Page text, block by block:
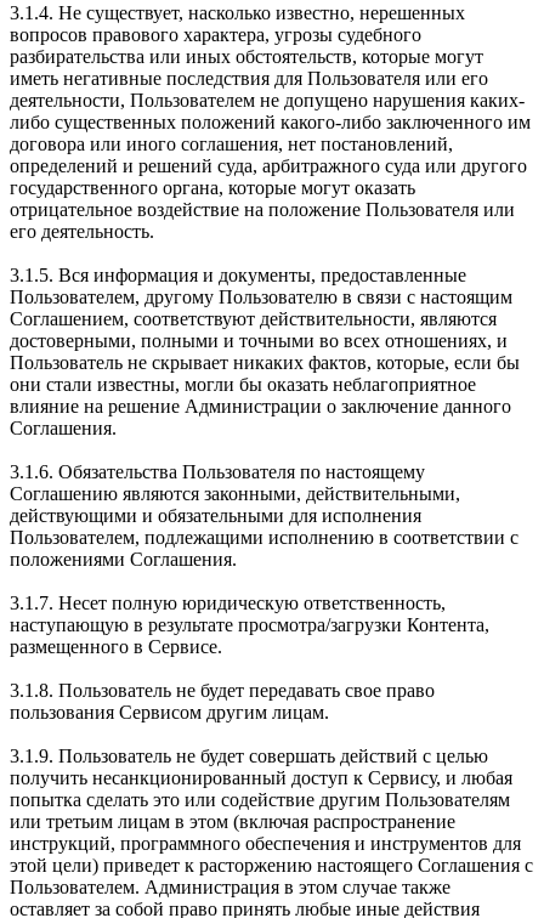
3.1.4. Не существует, насколько известно, нерешенных
вопросов правового характера, угрозы судебного
разбирательства или иных обстоятельств, которые могут
иметь негативные последствия для Пользователя или его
деятельности, Пользователем не допущено нарушения каких-
либо существенных положений какого-либо заключенного им
договора или иного соглашения, нет постановлений,
определений и решений суда, арбитражного суда или другого
государственного органа, которые могут оказать
отрицательное воздействие на положение Пользователя или
его деятельность.
3.1.5. Вся информация и документы, предоставленные
Пользователем, другому Пользователю в связи с настоящим
Соглашением, соответствуют действительности, являются
достоверными, полными и точными во всех отношениях, и
Пользователь не скрывает никаких фактов, которые, если бы
они стали известны, могли бы оказать неблагоприятное
влияние на решение Администрации о заключение данного
Соглашения.
3.1.6. Обязательства Пользователя по настоящему
Соглашению являются законными, действительными,
действующими и обязательными для исполнения
Пользователем, подлежащими исполнению в соответствии с
положениями Соглашения.
3.1.7. Несет полную юридическую ответственность,
наступающую в результате просмотра/загрузки Контента,
размещенного в Сервисе.
3.1.8. Пользователь не будет передавать свое право
пользования Сервисом другим лицам.
3.1.9. Пользователь не будет совершать действий с целью
получить несанкционированный доступ к Сервису, и любая
попытка сделать это или содействие другим Пользователям
или третьим лицам в этом (включая распространение
инструкций, программного обеспечения и инструментов для
этой цели) приведет к расторжению настоящего Соглашения с
Пользователем. Администрация в этом случае также
оставляет за собой право принять любые иные действия